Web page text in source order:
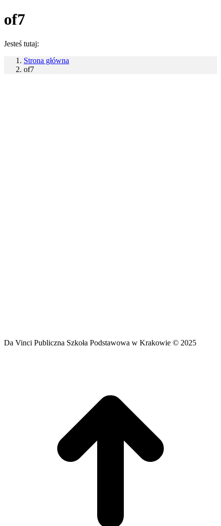
of7
Jesteś tutaj:
Strona główna
of7
Da Vinci Publiczna Szkoła Podstawowa w Krakowie © 2025